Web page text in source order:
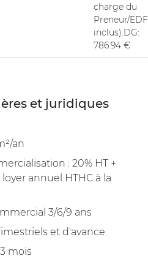
charge du
Preneur/EDF
inclus).DG:
786.94 €
et juridiques
an
: 20% HT +
annuel HTHC à la
3/6/9 ans
et d'avance
mois